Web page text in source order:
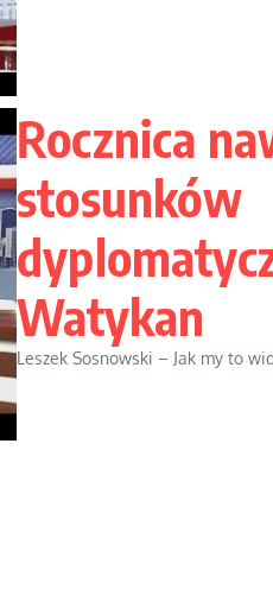
Rocznica
stosunków
Watykan
Leszek Sosnowski – Jak my to